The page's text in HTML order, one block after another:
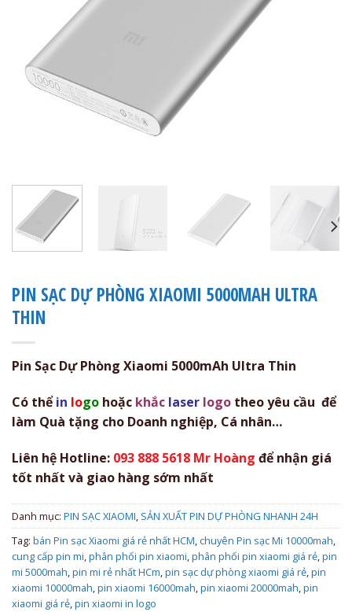
PIN SẠC DỰ PHÒNG XIAOMI 5000MAH ULTRA
THIN
Pin Sạc Dự Phòng Xiaomi 5000mAh Ultra Thin
Có thểin logo hoặc khắc laser logo theo yêu cầu để
làm Quà tặng cho Doanh nghiệp, Cá nhân…
Liên hệ Hotline: 093 888 5618 Mr Hoàng để nhận giá
tốt nhất và giao hàng sớm nhất
Danh mục: PIN SẠC XIAOMI, SẢN XUẤT PIN DỰ PHÒNG NHANH 24H
Tag: bán Pin sạc Xiaomi giá rẻ nhất HCM,chuyên Pin sạc Mi 10000mah,
cung cấp pin mi,phân phối pin xiaomi,phân phối pin xiaomi giá rẻ,pin
mi 5000mah,pin mi rẻ nhất HCm,pin sạc dự phòng xiaomi giá rẻ,pin
xiaomi 10000mah,pin xiaomi 16000mah,pin xiaomi 20000mah,pin
xiaomi giá rẻ,pin xiaomi in logo